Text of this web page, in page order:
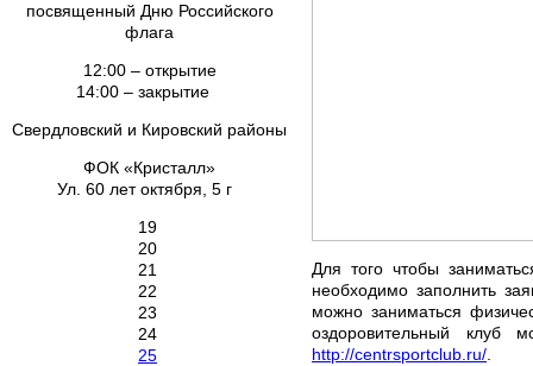
посвященный Дню Российского
флага
12:00 – открытие
14:00 – закрытие
Свердловский и Кировский районы
ФОК «Кристалл»
Ул. 60 лет октября, 5 г
19
20
21
22
23
24
25
Для того чтобы
необходимо заполнить
можно заниматься
оздоровительный клуб
http://centrsportclub.ru/